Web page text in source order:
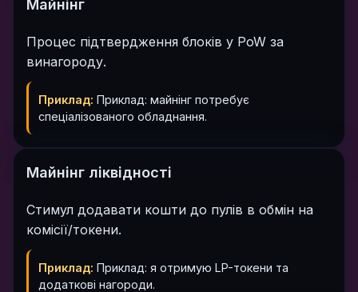
Майнінг
Процес підтвердження блоків у PoW за
винагороду.
Приклад: Приклад: майнінг потребує
спеціалізованого обладнання.
Майнінг ліквідності
Стимул додавати кошти до пулів в обмін на
комісії/токени.
Приклад: Приклад: я отримую LP-токени та
додаткові нагороди.